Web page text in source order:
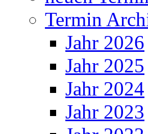
Termin
Jahr 2026
Jahr 2025
Jahr 2024
Jahr 2023